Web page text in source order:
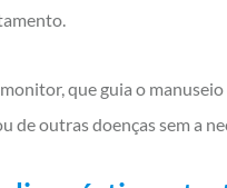
que guia o
de outras doenças sem a